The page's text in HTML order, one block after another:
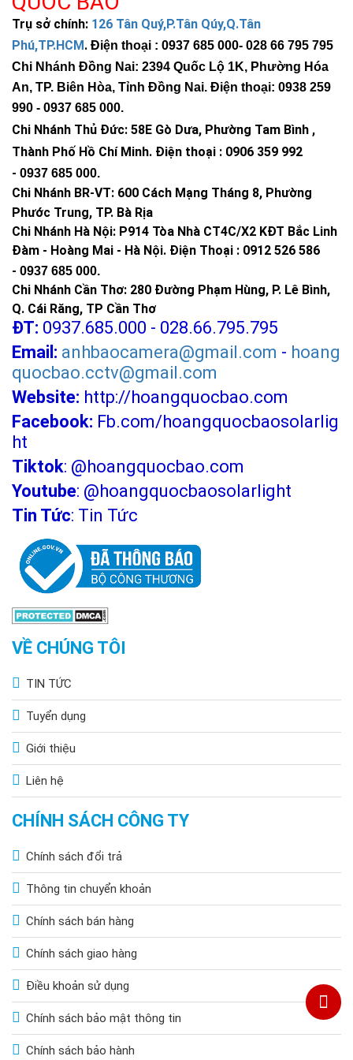
⭐Sử dụng PIN: Lithium
Li-ion 3,2V/30000mAh
40000 mAh
⭐ Thời gian sạc : 6 - 8h 50.000 giờ.
⭐Bảo hành: 2 năm
tắt khi trời sáng cảm biến
chuyển động có thể bật / tắt
Trụ sở chính: 126 Tân Quý,P.Tân Qúy,Q.Tân
Phú,TP.HCM. Điện thoại : 0937 685 000- 028 66 795 795
Chi Nhánh Đồng Nai: 2394 Quốc Lộ 1K, Phường Hóa
An, TP. Biên Hòa, Tỉnh Đồng Nai. Điện thoại: 0938 259
990 - 0937 685 000.
Chi Nhánh Thủ Đức: 58E Gò Dưa, Phường Tam Bình ,
Thành Phố Hồ Chí Minh. Điện thoại : 0906 359 992
- 0937 685 000.
Chi Nhánh BR-VT: 600 Cách Mạng Tháng 8, Phường
Phước Trung, TP. Bà Rịa
Chi Nhánh Hà Nội: P914 Tòa Nhà CT4C/X2 KĐT Bắc Linh
Đàm - Hoàng Mai - Hà Nội. Điện Thoại : 0912 526 586
- 0937 685 000.
Chi Nhánh Cần Thơ: 280 Đường Phạm Hùng, P. Lê Bình,
Q. Cái Răng, TP Cần Thơ
ĐT: 0937.685.000 - 028.66.795.795
Email: anhbaocamera@gmail.com - hoang
quocbao.cctv@gmail.com
Website: http://hoangquocbao.com
Facebook: Fb.com/hoangquocbaosolarlig
ht
Tiktok: @hoangquocbao.com
Youtube: @hoangquocbaosolarlight
Tin Tức: Tin Tức
VỀ CHÚNG TÔI
TIN TỨC
Tuyển dụng
Giới thiệu
Liên hệ
CHÍNH SÁCH CÔNG TY
Chính sách đổi trả
Thông tin chuyển khoản
Chính sách bán hàng
Chính sách giao hàng
Điều khoản sử dụng
Chính sách bảo mật thông tin
Chính sách bảo hành